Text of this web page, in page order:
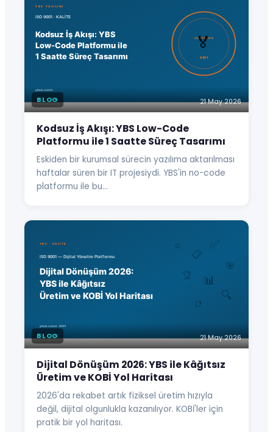
BLOG 21 May 2026
Kodsuz İş Akışı: YBS Low-Code
Platformu ile 1 Saatte Süreç Tasarımı
Eskiden bir kurumsal sürecin yazılıma aktarılması
haftalar süren bir IT projesiydi. YBS'in no-code
platformu ile bu…
BLOG 21 May 2026
Dijital Dönüşüm 2026: YBS ile Kâğıtsız
Üretim ve KOBİ Yol Haritası
2026'da rekabet artık fiziksel üretim hızıyla
değil, dijital olgunlukla kazanılıyor. KOBİ'ler için
pratik bir yol haritası.